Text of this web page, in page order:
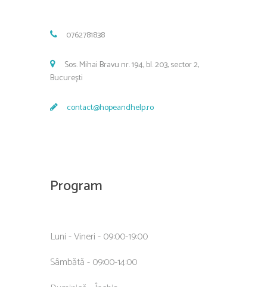
0762781838
Sos. Mihai Bravu nr. 194, bl. 203, sector 2,
București
contact@hopeandhelp.ro
Program
Luni - Vineri - 09:00-19:00
Sâmbătă - 09:00-14:00